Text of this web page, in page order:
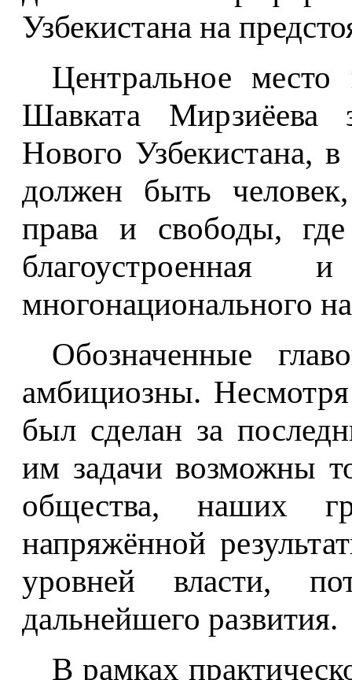
Узбекистана на
Центральное
Шавката Мирзиёева
Нового Узбекистана,
должен быть
права и свободы, где
благоустроенная
многонационального
Обозначенные
амбициозны.
был сделан за
им задачи возможны
общества, наших
напряжённой
уровней власти,
дальнейшего развития.
В рамках